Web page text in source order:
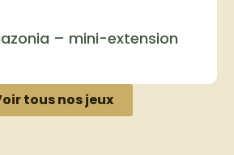
– mini-extension
tous nos jeux